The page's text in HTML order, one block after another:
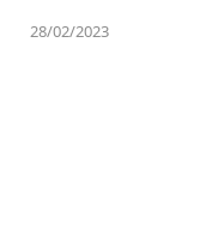
28/02/2023